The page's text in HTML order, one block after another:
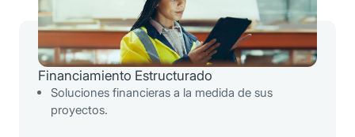
Financiamiento Estructurado
Soluciones financieras a la medida de sus
proyectos.